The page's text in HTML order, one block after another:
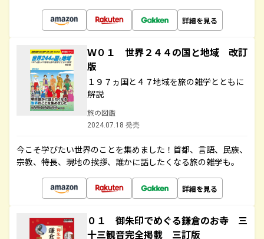
詳細を見る
Ｗ０１ 世界２４４の国と地域 改訂
版
１９７ヵ国と４７地域を旅の雑学とともに
解説
旅の図鑑
2024.07.18 発売
今こそ学びたい世界のことを集めました！首都、言語、民族、
宗教、特長、現地の挨拶、誰かに話したくなる旅の雑学も。
詳細を見る
０１ 御朱印でめぐる鎌倉のお寺 三
十三観音完全掲載 三訂版